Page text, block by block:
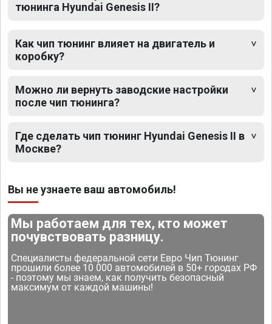
тюнинга Hyundai Genesis II?
Как чип тюнинг влияет на двигатель и
коробку?
Можно ли вернуть заводские настройки
после чип тюнинга?
Где сделать чип тюнинг Hyundai Genesis II в
Москве?
Вы не узнаете ваш автомобиль!
Мы работаем для тех, кто может
почувствовать разницу.
Специалисты федеральной сети Евро Чип Тюнинг
прошили более 10 000 автомобилей в 50+ городах РФ
- поэтому мы знаем, как получить безопасный
максимум от каждой машины!